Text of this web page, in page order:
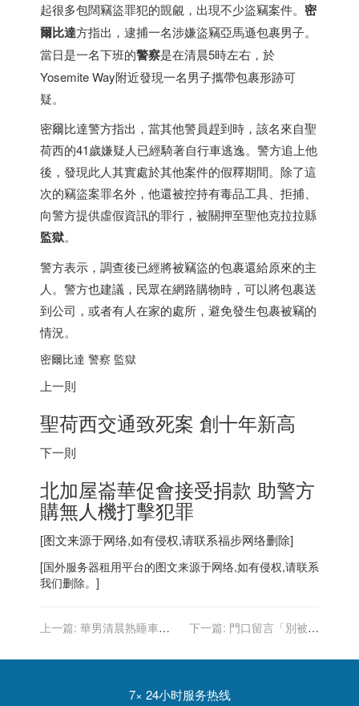
起很多包闊竊盜罪犯的覬覦，出現不少盜竊案件。 密
爾比達方指出，逮捕一名涉嫌盜竊亞馬遜包裹男子。
當日是一名下班的警察是在清晨5時左右，於
Yosemite Way附近發現一名男子攜帶包裹形跡可
疑。
密爾比達警方指出，當其他警員趕到時，該名來自聖
荷西的41歲嫌疑人已經騎著自行車逃逸。警方追上他
後，發現此人其實處於其他案件的假釋期間。除了這
次的竊盜案罪名外，他還被控持有毒品工具、拒捕、
向警方提供虛假資訊的罪行，被關押至聖他克拉拉縣
監獄。
警方表示，調查後已經將被竊盜的包裹還給原來的主
人。警方也建議，民眾在網路購物時，可以將包裹送
到公司，或者有人在家的處所，避免發生包裹被竊的
情況。
密爾比達 警察 監獄
上一則
聖荷西交通致死案 創十年新高
下一則
北加屋崙華促會接受捐款 助警方
購無人機打擊犯罪
[图文来源于网络,如有侵权,请联系福步网络删除]
[国外服务器租用平台的图文来源于网络,如有侵权,请联系
我们删除。]
上一篇: 華男清晨熟睡車內
下一篇: 門口留言「別被我
完美達陣
7× 24小时服务热线